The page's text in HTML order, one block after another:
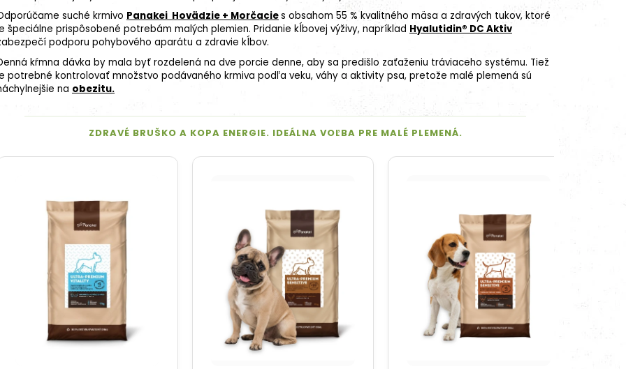
suché krmivo Panakei Hovädzie + Morčacies obsahom 55 % kvalitného mäsa a zdravých tukov, ktoré
špeciálne prispôsobené potrebám malých plemien. Pridanie kĺbovej výživy, napríklad Hyalutidin® DC Aktiv
podporu pohybového aparátu a zdravie kĺbov.
kŕmna dávka by mala byť rozdelená na dve porcie denne, aby sa predišlo zaťaženiu tráviaceho systému. Tiež
potrebné kontrolovať množstvo podávaného krmiva podľa veku, váhy a aktivity psa, pretože malé plemená sú
na obezitu.